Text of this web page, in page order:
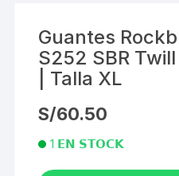
Guantes
S252 SBR
| Talla XL
S/60.50
1 𝗘𝗡 𝗦𝗧𝗢𝗖𝗞